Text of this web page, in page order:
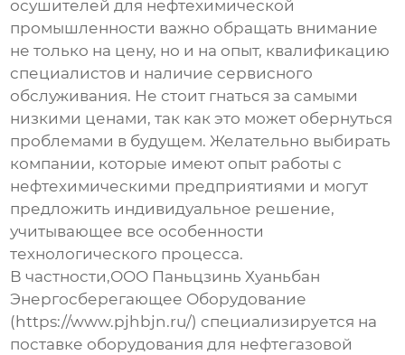
осушителей для нефтехимической
промышленности важно обращать внимание
не только на цену, но и на опыт, квалификацию
специалистов и наличие сервисного
обслуживания. Не стоит гнаться за самыми
низкими ценами, так как это может обернуться
проблемами в будущем. Желательно выбирать
компании, которые имеют опыт работы с
нефтехимическими предприятиями и могут
предложить индивидуальное решение,
учитывающее все особенности
технологического процесса.
В частности,ООО Паньцзинь Хуаньбан
Энергосберегающее Оборудование
(https://www.pjhbjn.ru/) специализируется на
поставке оборудования для нефтегазовой